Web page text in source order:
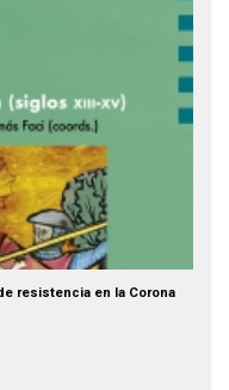
resistencia en la Corona